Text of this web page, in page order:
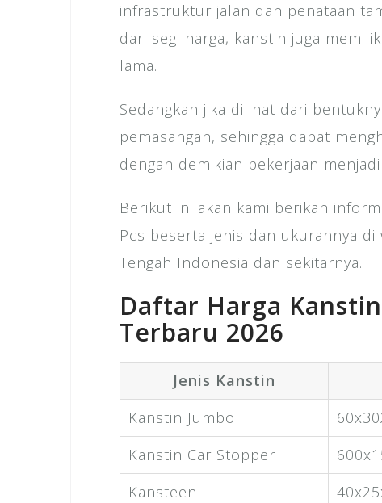
infrastruktur jalan dan penataan
dari segi harga, kanstin juga
lama.
Sedangkan jika dilihat dari
pemasangan, sehingga dapat
dengan demikian pekerjaan
Berikut ini akan kami berikan
Pcs beserta jenis dan ukurannya di
Tengah Indonesia dan sekitarnya.
Daftar Harga
Terbaru 2026
Jenis Kanstin
Kanstin Jumbo
Kanstin Car Stopper
Kansteen